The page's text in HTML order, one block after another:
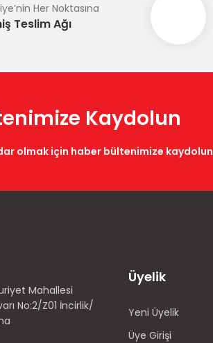
sitelerden daha pahalı.
Her Noktasına
Teslim Ağı
Kaydolun
olmak için haber bültenimize kaydolun
Mahallesi
No:2/Z01 İncirlik/
Üyelik
Yeni Üyelik
Üye Girişi